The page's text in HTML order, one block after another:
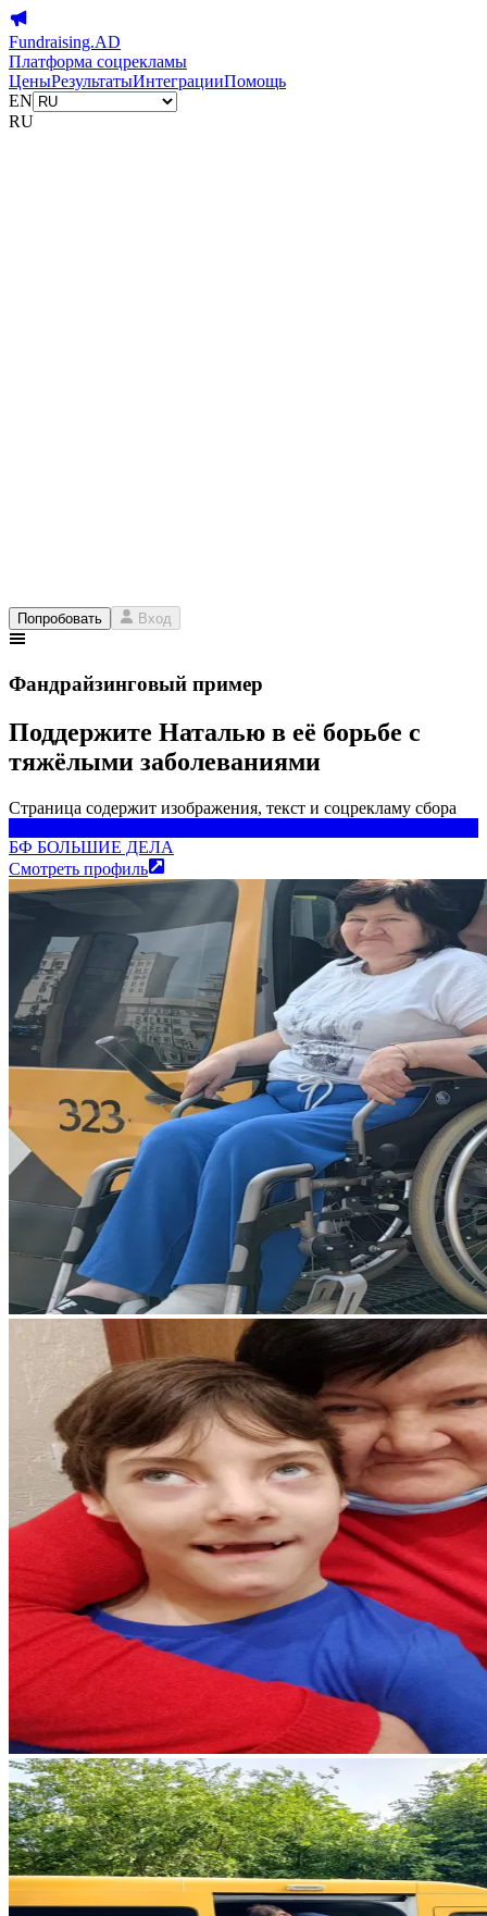
Fundraising.AD
Платформа соцрекламы
ЦеныРезультатыИнтеграцииПомощь
EN
RU
Попробовать Вход
Фандрайзинговый пример
Поддержите Наталью в её борьбе с
тяжёлыми заболеваниями
Страница содержит изображения, текст и соцрекламу сбора
БФ БОЛЬШИЕ ДЕЛА
Смотреть профиль